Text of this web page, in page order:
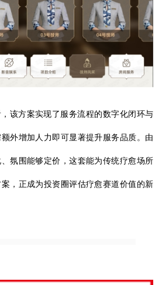
该方案实现了服务流程的数字化闭环与
外增加人力即可显著提升服务品质。由
氛围能够定价，这套能为传统疗愈场所
，正成为投资圈评估疗愈赛道价值的新